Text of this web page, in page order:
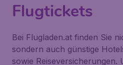
Flugtickets
Bei Flugladen.at finden Sie
sondern auch günstige
sowie Reiseversicherungen.